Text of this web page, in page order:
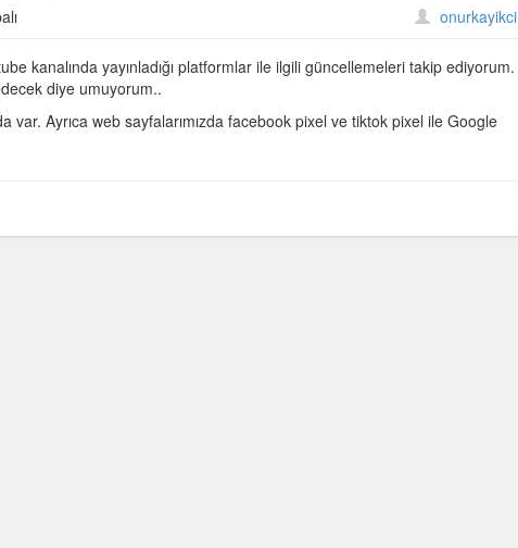
onurkayikci
kanalında yayınladığı platformlar ile ilgili güncellemeleri takip ediyorum.
diye umuyorum..
Ayrıca web sayfalarımızda facebook pixel ve tiktok pixel ile Google